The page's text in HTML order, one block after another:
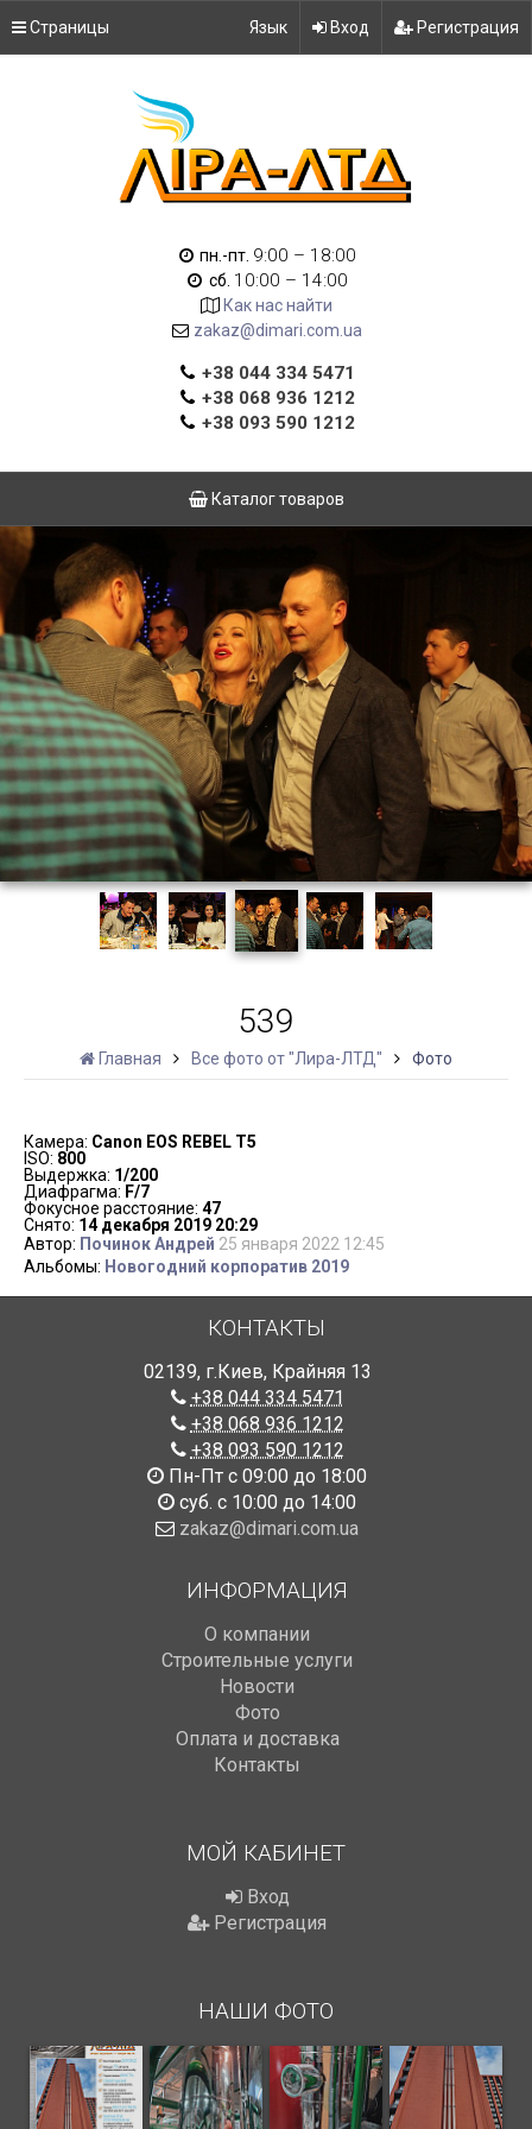
Страницы Язык Вход Регистрация
пн.-пт. 9:00 – 18:00
сб. 10:00 – 14:00
Как нас найти
zakaz@dimari.com.ua
+38 044 334 5471
+38 068 936 1212
+38 093 590 1212
Каталог товаров
539
Главная Все фото от "Лира-ЛТД" Фото
Камера: Canon EOS REBEL T5
ISO: 800
Выдержка: 1/200
Диафрагма: F/7
Фокусное расстояние: 47
Снято: 14 декабря 2019 20:29
Автор: Починок Андрей 25 января 2022 12:45
Альбомы: Новогодний корпоратив 2019
КОНТАКТЫ
02139, г.Киев, Крайняя 13
+38 044 334 5471
+38 068 936 1212
+38 093 590 1212
Пн-Пт с 09:00 до 18:00
суб. с 10:00 до 14:00
zakaz@dimari.com.ua
ИНФОРМАЦИЯ
О компании
Строительные услуги
Новости
Фото
Оплата и доставка
Контакты
МОЙ КАБИНЕТ
Вход
Регистрация
НАШИ ФОТО